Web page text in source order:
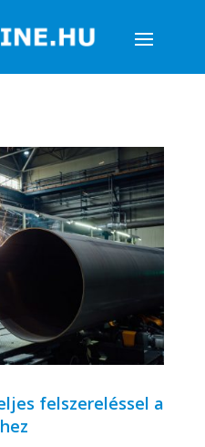
felszereléssel a